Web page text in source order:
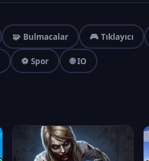
🧩 Bulmacalar 🎮 Tıklayıcı
⚽ Spor 🌐 IO